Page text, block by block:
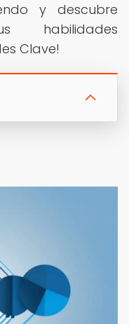
y descubre
habilidades
Clave!